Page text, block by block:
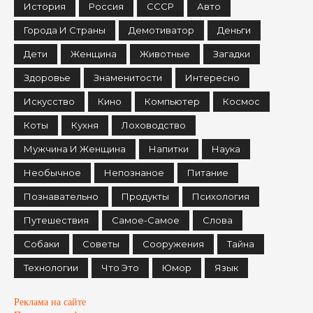
История Россия СССР Авто
Города И Страны Демотиватор Деньги
Дети Женщина Животные Загадки
Здоровье Знаменитости Интересно
Искусство Кино Компьютер Космос
Коты Кухня Лоховодство
Мужчина И Женщина Напитки Наука
Необычное Непознаное Питание
Познавательно Продукты Психология
Путешествия Самое-Самое Слова
Собаки Советы Сооружения Тайна
Технологии Что Это Юмор Язык
Реклама на сайте